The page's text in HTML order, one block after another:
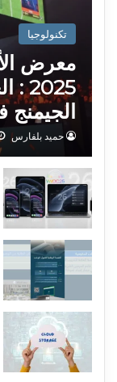
تكنولوجيا
معرض
حميد بلفارس